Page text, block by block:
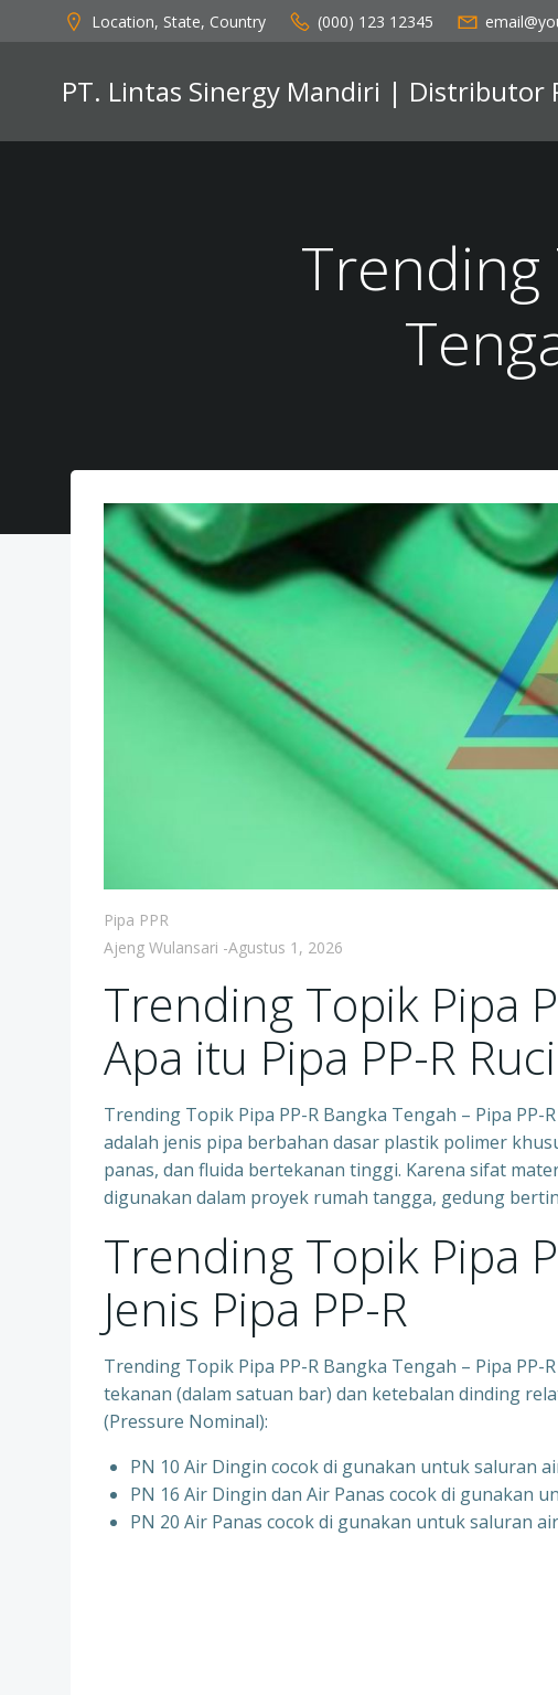
to
Location, State, Country (000) 123 12345
PT. Lintas Sinergy Mandiri | Distributor
Trending
Pipa PPR
Ajeng Wulansari -Agustus 1, 2026
Trending Topik Pipa
Apa itu Pipa PP-R
Trending Topik Pipa PP-R Bangka Tengah – Pipa
adalah jenis pipa berbahan dasar plastik polimer
panas, dan fluida bertekanan tinggi. Karena sifat
digunakan dalam proyek rumah tangga, gedung
Trending Topik Pipa
Jenis Pipa PP-R
Trending Topik Pipa PP-R Bangka Tengah – Pipa
tekanan (dalam satuan bar) dan ketebalan dinding
(Pressure Nominal):
PN 10 Air Dingin cocok di gunakan untuk saluran
PN 16 Air Dingin dan Air Panas cocok di gunakan
PN 20 Air Panas cocok di gunakan untuk saluran